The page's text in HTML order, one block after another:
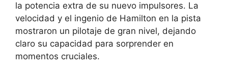
la potencia extra de su nuevo impulsores. La
velocidad y el ingenio de Hamilton en la pista
mostraron un pilotaje de gran nivel, dejando
claro su capacidad para sorprender en
momentos cruciales.